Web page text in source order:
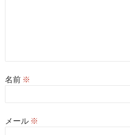
名前 ※
メール ※